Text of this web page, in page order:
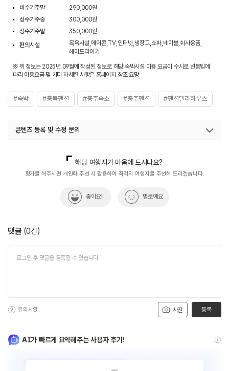
비수기주말
290,000원
성수기주중
300,000원
성수기주말
350,000원
편의시설
목욕시설,에어콘,TV,인터넷,냉장고,쇼파,테이블,취사용품,
헤어드라이기
※ 위 정보는 2025년 09월에 작성된 정보로 해당 숙박시설 이용 요금이 수시로 변동됨에
따라 이용요금 및 기타 자세한 사항은 홈페이지 참조 요망
#숙박 #충북펜션 #충주숙소 #충주펜션 #펜션델라하우스
콘텐츠 등록 및 수정 문의
해당 여행지가 마음에 드시나요?
평가를 해주시면 개인화 추천 시 활용하여 최적의 여행지를 추천해 드리겠습니다.
좋아요! 별로예요
댓글 (0건)
사진
유의사항 등록
AI가 빠르게 요약해주는 사용자 후기!